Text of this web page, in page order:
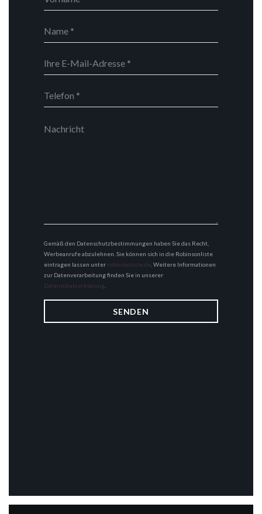
Gemäß den Datenschutzbestimmungen haben Sie das Recht,
Werbeanrufe abzulehnen. Sie können sich in die Robinsonliste
eintragen lassen unter robinsonliste.de . Weitere Informationen
zur Datenverarbeitung finden Sie in unserer
Datenschutzerklärung